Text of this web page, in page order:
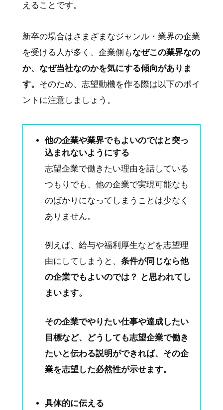
えることです。
新卒の場合はさまざまなジャンル・業界の企業
を受ける人が多く、企業側もなぜこの業界なの
か、なぜ当社なのかを気にする傾向がありま
す。 そのため、志望動機を作る際は以下のポイ
ントに注意しましょう。
他の企業や業界でもよいのではと突っ
込まれないようにする
志望企業で働きたい理由を話している
つもりでも、他の企業で実現可能なも
のばかりになってしまうことは少なく
ありません。
例えば、給与や福利厚生などを志望理
由にしてしまうと、 条件が同じなら他
の企業でもよいのでは？ と思われてし
まいます。
その企業でやりたい仕事や達成したい
目標など、どうしても志望企業で働き
たいと伝わる説明ができれば、その企
業を志望した必然性が示せます。
具体的に伝える